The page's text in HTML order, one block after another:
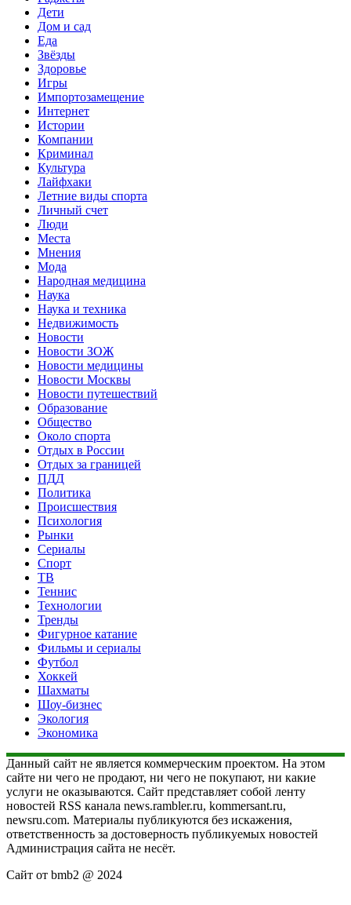
Дети
Дом и сад
Еда
Звёзды
Здоровье
Игры
Импортозамещение
Интернет
Истории
Компании
Криминал
Культура
Лайфхаки
Летние виды спорта
Личный счет
Люди
Места
Мнения
Мода
Народная медицина
Наука
Наука и техника
Недвижимость
Новости
Новости ЗОЖ
Новости медицины
Новости Москвы
Новости путешествий
Образование
Общество
Около спорта
Отдых в России
Отдых за границей
ПДД
Политика
Происшествия
Психология
Рынки
Сериалы
Спорт
ТВ
Теннис
Технологии
Тренды
Фигурное катание
Фильмы и сериалы
Футбол
Хоккей
Шахматы
Шоу-бизнес
Экология
Экономика
Данный сайт не является коммерческим проектом. На этом
сайте ни чего не продают, ни чего не покупают, ни какие
услуги не оказываются. Сайт представляет собой ленту
новостей RSS канала news.rambler.ru, kommersant.ru,
newsru.com. Материалы публикуются без искажения,
ответственность за достоверность публикуемых новостей
Администрация сайта не несёт.
Сайт от bmb2 @ 2024